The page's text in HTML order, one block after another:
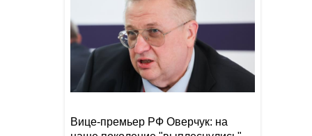
Гави покрасил волосы в
розовый цвет в честь
победы Испании на ЧМ-2026
19:20
В Астаре изъяли 18 кг
наркотиков- ВИДЕО
фрукты и падение торговли
Вице-премьер РФ Оверчук: на